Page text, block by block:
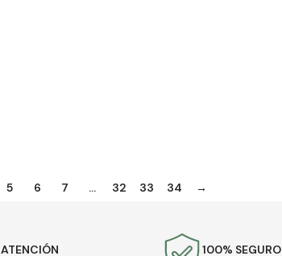
5 6 7 … 32 33 34 →
ATENCIÓN 100% SEGURO